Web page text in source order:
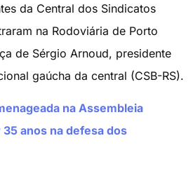
da Central dos Sindicatos
na Rodoviária de Porto
de Sérgio Arnoud, presidente
gaúcha da central (CSB-RS).
na Assembleia
anos na defesa dos